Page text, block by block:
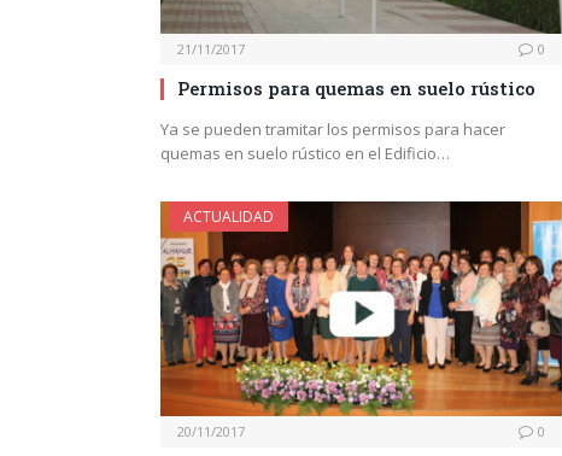
21/11/2017 0
Permisos para quemas en suelo rústico
Ya se pueden tramitar los permisos para hacer
quemas en suelo rústico en el Edificio…
ACTUALIDAD
20/11/2017 0